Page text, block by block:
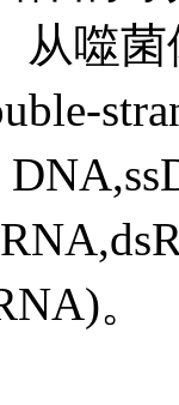
从噬
。